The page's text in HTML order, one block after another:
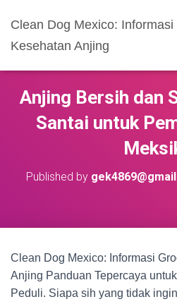
Clean Dog Mexico:
Kesehatan Anjing
Anjing Bersih dan
Santai untuk
Published by
Clean Dog Mexico: Informasi
Anjing Panduan Tepercaya
Peduli. Siapa sih yang tidak